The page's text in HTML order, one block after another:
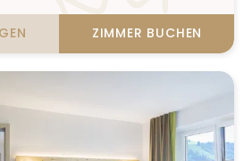
ZIMMER BUCHEN